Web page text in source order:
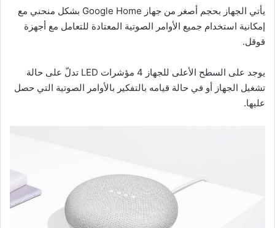
يأتي الجهاز بحجم أصغر من جهاز Google Home بشكل منحني مع
إمكانية استخدام جميع الأوامر الصوتية المعتادة للتعامل مع أجهزة
قوقل.
يوجد على السطح الأعلى للجهاز 4 مؤشرات LED تدلّ على حالة
تشغيل الجهاز أو في حالة قيامه بالتفكير بالأوامر الصوتية التي حصل
عليها.